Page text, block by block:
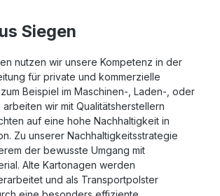
Siegen
nutzen wir unsere Kompetenz in der
für private und kommerzielle
Beispiel im Maschinen-, Laden-, oder
wir mit Qualitätsherstellern
auf eine hohe Nachhaltigkeit in
Zu unserer Nachhaltigkeitsstrategie
der bewusste Umgang mit
Alte Kartonagen werden
und als Transportpolster